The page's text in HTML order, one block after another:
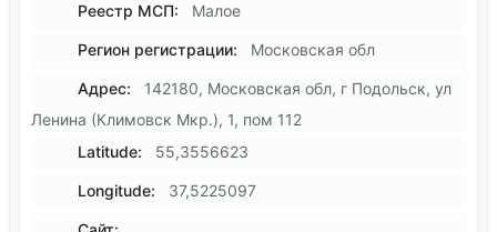
Реестр МСП: Малое
Регион регистрации: Московская обл
Адрес:
142180, Московская обл, г Подольск, ул
Ленина (Климовск Мкр.), 1, пом 112
Latitude:
55,3556623
Longitude: 37,5225097